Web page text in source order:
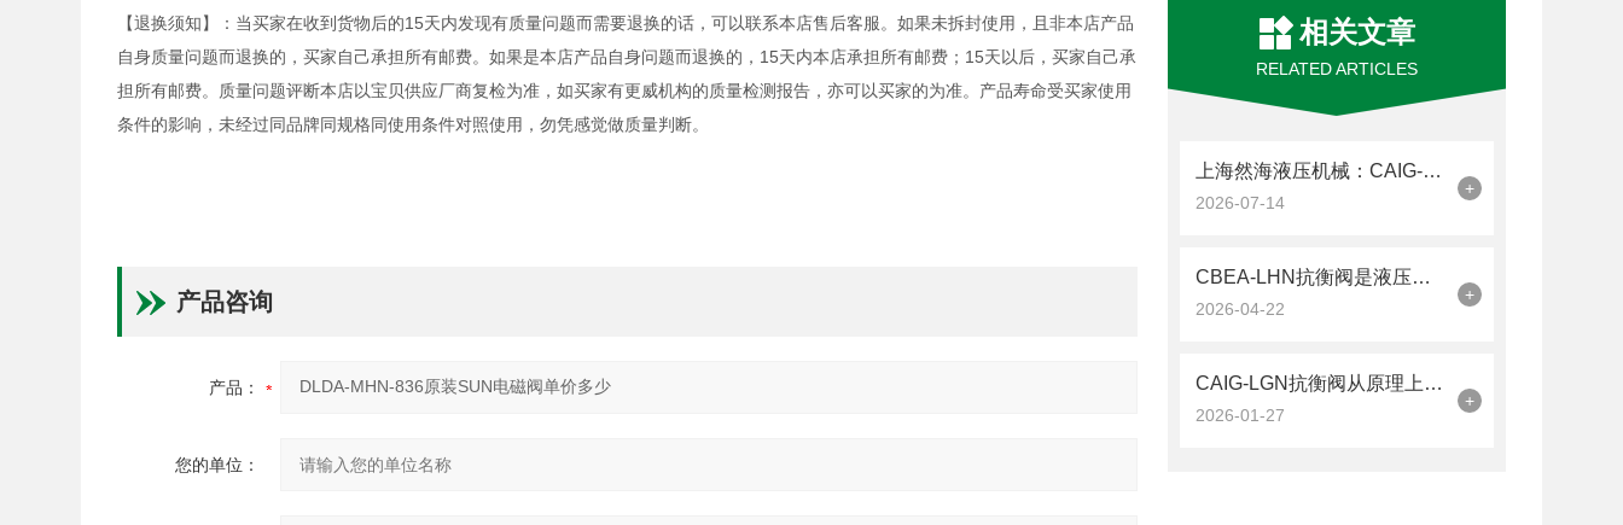
相关文章
RELATED ARTICLES
上海然海液压机械：CAIG-LGN抗衡阀的品质之选——实测数据解析
2026-07-14
+
CBEA-LHN抗衡阀是液压系统中的平衡卫士
2026-04-22
+
CAIG-LGN抗衡阀从原理上可分解为以下三个层面
2026-01-27
+
【退换须知】：当买家在收到货物后的15天内发现有质量问题而需要退换的话，可以联系本店售后客服。如果未拆封使用，且非本店产品
自身质量问题而退换的，买家自己承担所有邮费。如果是本店产品自身问题而退换的，15天内本店承担所有邮费；15天以后，买家自己承
担所有邮费。质量问题评断本店以宝贝供应厂商复检为准，如买家有更威机构的质量检测报告，亦可以买家的为准。产品寿命受买家使用
条件的影响，未经过同品牌同规格同使用条件对照使用，勿凭感觉做质量判断。
产品咨询
产品：
您的单位：